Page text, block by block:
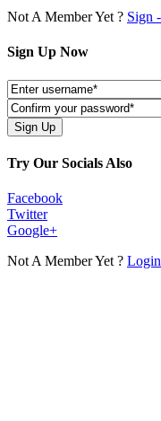
Not A Member Yet ? Sign
Sign Up Now
Try Our Socials Also
Facebook
Twitter
Google+
Not A Member Yet ?